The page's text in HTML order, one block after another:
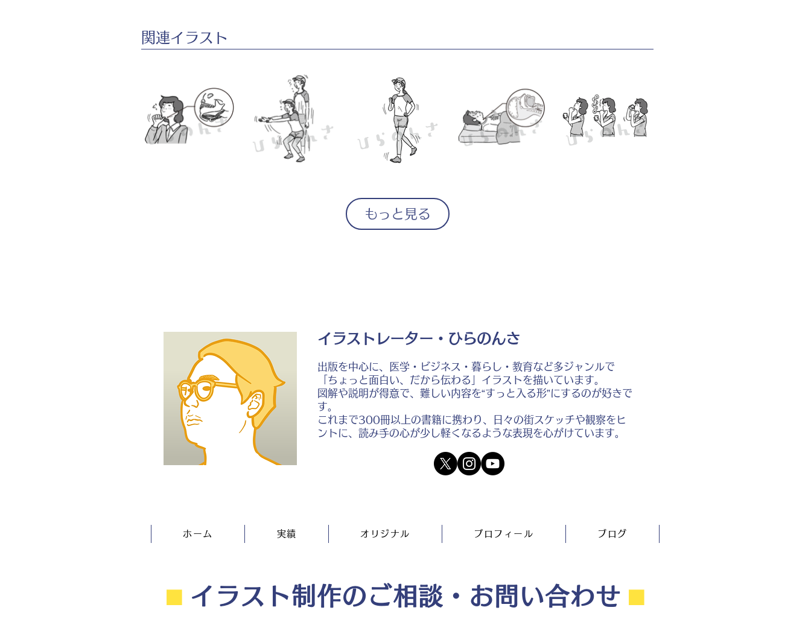
​関連イラスト
もっと見る
イラストレーター・ひらのんさ
出版を中心に、医学・ビジネス・暮らし・教育など多ジャンルで
「ちょっと面白い、だから伝わる」イラストを描いています。
図解や説明が得意で、難しい内容を“すっと入る形”にするのが好きで
す。
これまで300冊以上の書籍に携わり、日々の街スケッチや観察をヒ
ントに、読み手の心が少し軽くなるような表現を心がけています。
ホーム 実績 オリジナル プロフィール ブログ
⬛︎ イラスト制作のご相談・お問い合わせ ⬛︎